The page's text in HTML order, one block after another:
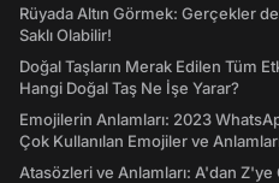
Rüyada Altın Görmek: Gerçekler
Saklı Olabilir!
Doğal Taşların Merak Edilen Tüm
Hangi Doğal Taş Ne İşe Yarar?
Emojilerin Anlamları: 2023
Çok Kullanılan Emojiler ve
Atasözleri ve Anlamları: A'dan Z'ye